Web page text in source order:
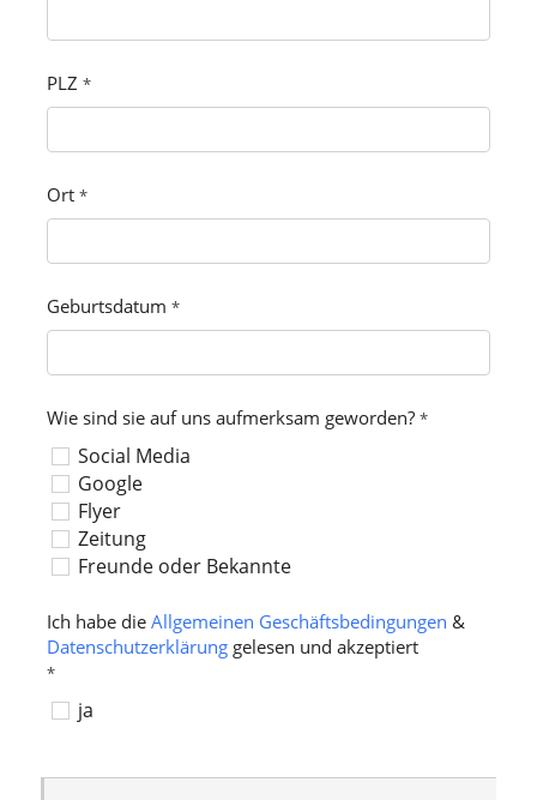
PLZ *
Ort *
Geburtsdatum *
Wie sind sie auf uns aufmerksam geworden? *
Social Media
Google
Flyer
Zeitung
Freunde oder Bekannte
Ich habe die Allgemeinen Geschäftsbedingungen &
Datenschutzerklärunggelesen und akzeptiert
*
ja